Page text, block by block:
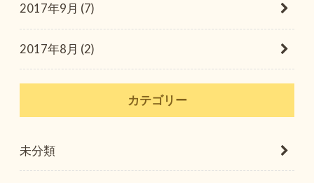
2017年9月 (7)
2017年8月 (2)
カテゴリー
未分類